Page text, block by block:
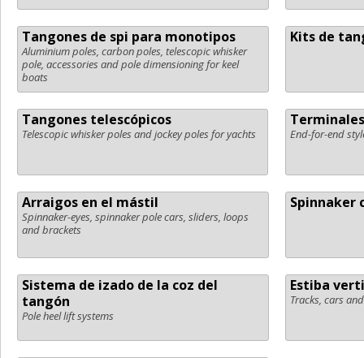
Tangones de spi para monotipos
Aluminium poles, carbon poles, telescopic whisker
pole, accessories and pole dimensioning for keel
boats
Kits de
Tangones telescópicos
Telescopic whisker poles and jockey poles for yachts End-for-end
Arraigos en el mástil
Spinnaker-eyes, spinnaker pole cars, sliders, loops
and brackets
Spinnaker
Sistema de izado de la coz del
tangón
Pole heel lift systems
Estiba
Tracks, cars